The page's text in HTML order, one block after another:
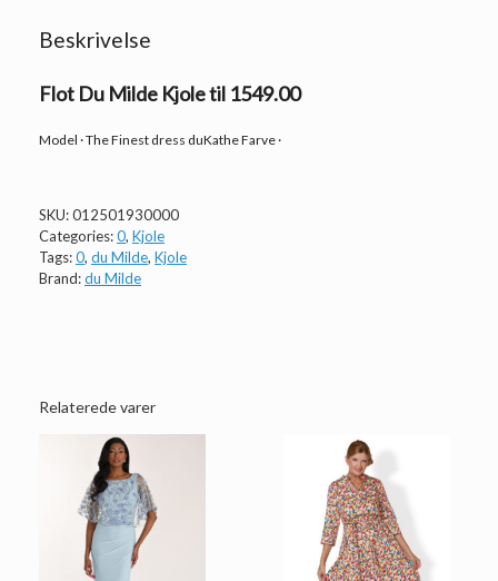
Beskrivelse
Flot Du Milde Kjole til 1549.00
Model · The Finest dress duKathe Farve ·
SKU:012501930000
Categories:0, Kjole
Tags:0, du Milde, Kjole
Brand:du Milde
Relaterede varer